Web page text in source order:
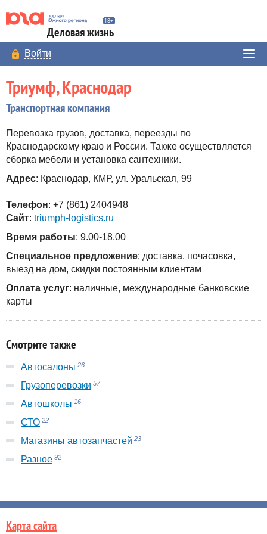
Деловая жизнь
Войти
Триумф, Краснодар
Транспортная компания
Перевозка грузов, доставка, переезды по
Краснодарскому краю и России. Также осуществляется
сборка мебели и установка сантехники.
Адрес: Краснодар, КМР, ул. Уральская, 99
Телефон: +7 (861) 2404948
Сайт: triumph-logistics.ru
Время работы: 9.00-18.00
Специальное предложение: доставка, почасовка,
выезд на дом, скидки постоянным клиентам
Оплата услуг: наличные, международные банковские
карты
Смотрите также
Автосалоны 26
Грузоперевозки 57
Автошколы 16
СТО 22
Магазины автозапчастей 23
Разное 92
Карта сайта